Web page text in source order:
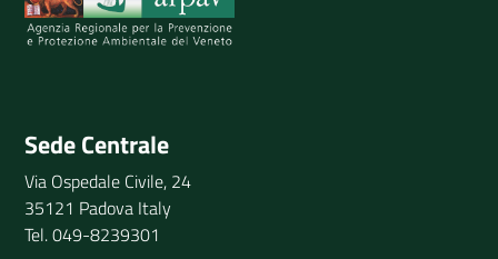
Sede Centrale
Via Ospedale Civile, 24
35121 Padova Italy
Tel. 049-8239301